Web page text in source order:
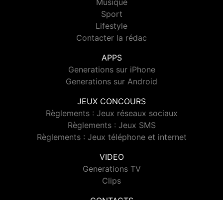
Musique
Sport
Lifestyle
Contacter la rédac
APPS
Generations sur iPhone
Generations sur Android
JEUX CONCOURS
Règlements : Jeux réseaux sociaux
Règlements : Jeux SMS
Règlements : Jeux téléphone et internet
VIDEO
Generations TV
Clips